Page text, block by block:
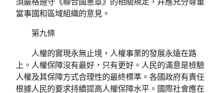
當事國和區域組織的意見。
第九條
人權的實現永無止境，人權事業的發展永遠在路
上。人權保障沒有最好，只有更好。人民的滿意是檢驗
人權及其保障方式合理性的最終標準。各國政府有責任
根據人民的要求持續提高人權保障水平。國際社會應在